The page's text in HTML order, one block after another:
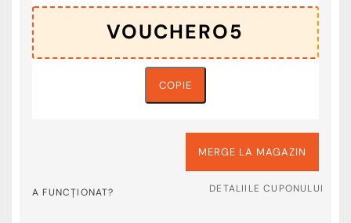
COPIE
MERGE LA MAGAZIN
A FUNCȚIONAT? DETALIILE CUPONULUI